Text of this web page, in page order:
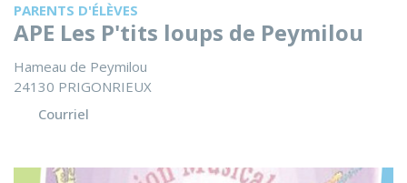
PARENTS D'ÉLÈVES
APE Les P'tits loups de Peymilou
Hameau de Peymilou
24130 PRIGONRIEUX
Courriel